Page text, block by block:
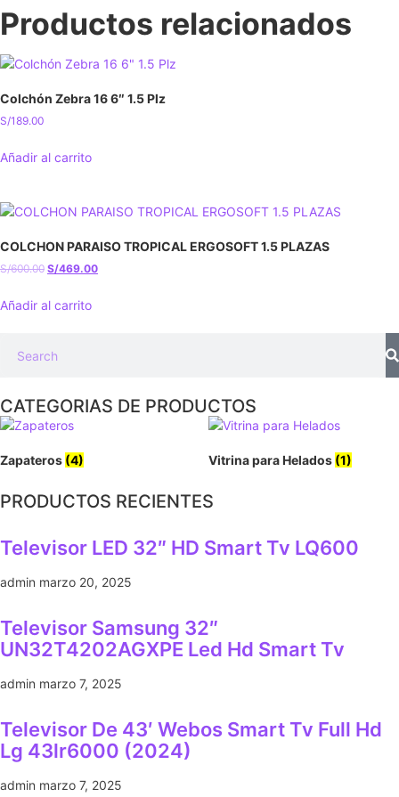
Productos relacionados
Colchón Zebra 16 6″ 1.5 Plz
S/189.00
Añadir al carrito
COLCHON PARAISO TROPICAL ERGOSOFT 1.5 PLAZAS
S/600.00 S/469.00
Añadir al carrito
CATEGORIAS DE PRODUCTOS
Zapateros (4) Vitrina para Helados (1)
PRODUCTOS RECIENTES
Televisor LED 32″ HD Smart Tv LQ600
admin marzo 20, 2025
Televisor Samsung 32″
UN32T4202AGXPE Led Hd Smart Tv
admin marzo 7, 2025
Televisor De 43′ Webos Smart Tv Full Hd
Lg 43lr6000 (2024)
admin marzo 7, 2025